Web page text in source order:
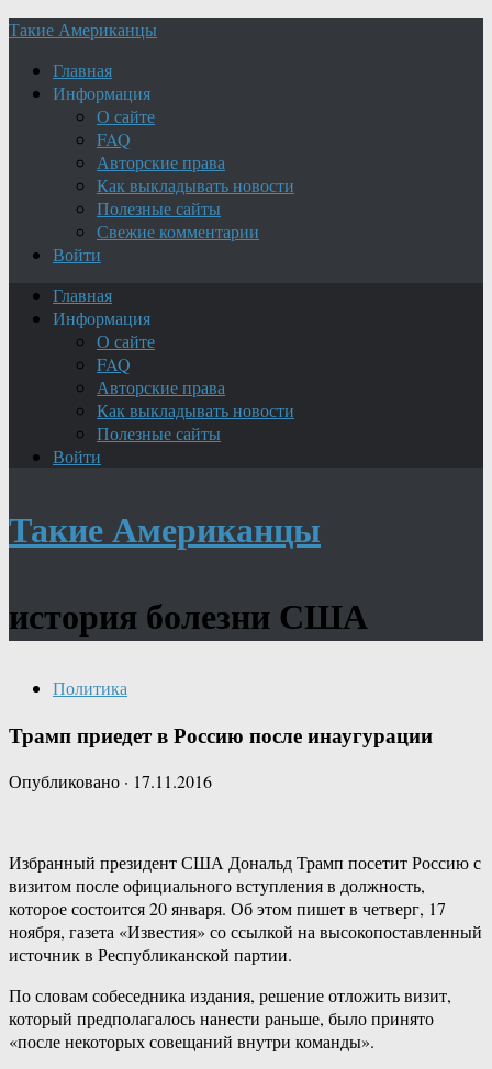
Такие Американцы
Главная
Информация
О сайте
FAQ
Авторские права
Как выкладывать новости
Полезные сайты
Свежие комментарии
Войти
Главная
Информация
О сайте
FAQ
Авторские права
Как выкладывать новости
Полезные сайты
Войти
Такие Американцы
история болезни США
Политика
Трамп приедет в Россию после инаугурации
Опубликовано · 17.11.2016
Избранный президент США Дональд Трамп посетит Россию с
визитом после официального вступления в должность,
которое состоится 20 января. Об этом пишет в четверг, 17
ноября, газета «Известия» со ссылкой на высокопоставленный
источник в Республиканской партии.
По словам собеседника издания, решение отложить визит,
который предполагалось нанести раньше, было принято
«после некоторых совещаний внутри команды».